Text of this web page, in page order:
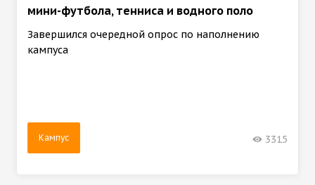
мини-футбола, тенниса и водного поло
Завершился очередной опрос по наполнению
кампуса
Кампус 3315